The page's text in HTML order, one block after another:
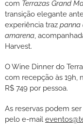
com Terrazas Grand
transição elegante
experiência traz panna
amarena,
Harvest.
O Wine Dinner do
com recepção às 19h,
R$ 749 por pessoa.
As reservas podem
pelo e-mail